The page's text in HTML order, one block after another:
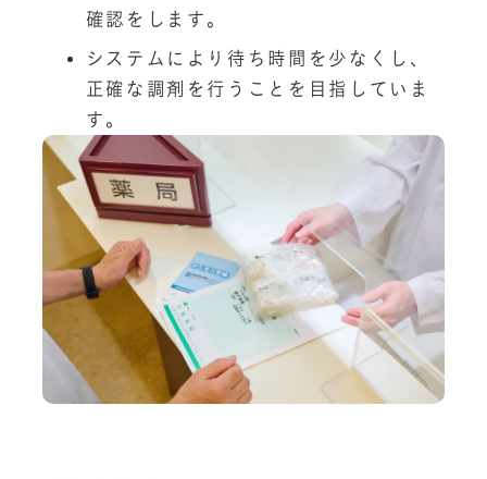
確認をします。
システムにより待ち時間を少なくし、
正確な調剤を行うことを目指していま
す。